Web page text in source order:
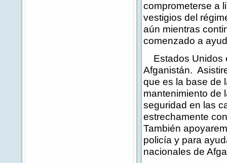
comprometerse a
vestigios del
aún mientras
comenzado a
Estados Unidos
Afganistán.
que es la base de
mantenimiento de
seguridad en las
estrechamente
También
policía y para
nacionales de